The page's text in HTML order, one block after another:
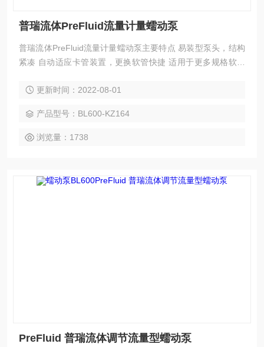
普瑞流体PreFluid流量计量蠕动泵
普瑞流体PreFluid流量计量蠕动泵主要特点 易装型泵头，结构
紧凑 自动适应卡管装置，更换软管快捷 适用于更多规格软管
更新时间：2022-08-01
产品型号：BL600-KZ164
浏览量：1738
PreFluid 普瑞流体调节流量型蠕动泵